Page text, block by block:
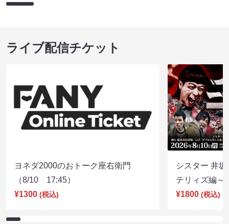
ライブ配信チケット
ヨネダ2000のおトーク座右衛門
（8/10 17:45）
¥1300 (税込)
シスター 井
テリィズ編
¥1800 (税込)